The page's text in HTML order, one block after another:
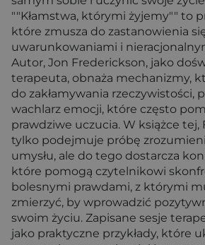
""Kłamstwa, którymi żyjemy"" to
które zmusza do zastanowienia
uwarunkowaniami i
Autor, Jon Frederickson, jako
terapeuta, obnaża mechanizmy,
do zakłamywania rzeczywistości,
wachlarz emocji, które często
prawdziwe uczucia. W książce tej,
tylko podejmuje próbę
umysłu, ale do tego dostarcza
które pomogą czytelnikowi
bolesnymi prawdami, z którymi
zmierzyć, by wprowadzić
swoim życiu. Zapisane sesje
jako praktyczne przykłady, które